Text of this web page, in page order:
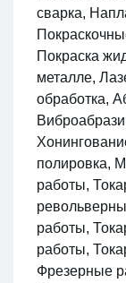
сварка,
Покраска
металле,
обработка,
полировка,
работы,
работы,
работы,
Фрезерные